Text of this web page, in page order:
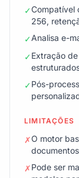
✓Compatível
256,
✓Analisa e-
✓Extração
✓Pós-
LIMITAÇÕES
✗O motor
✗Pode ser